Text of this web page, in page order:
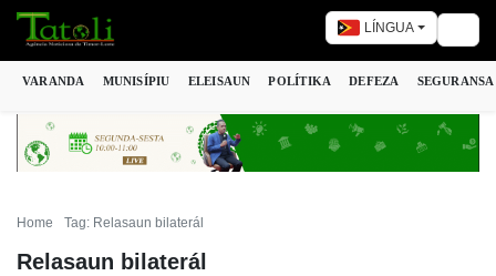
LÍNGUA
VARANDA MUNISÍPIU ELEISAUN POLÍTIKA DEFEZA SEGURANSA
Home Tag: Relasaun bilaterál
Relasaun bilaterál